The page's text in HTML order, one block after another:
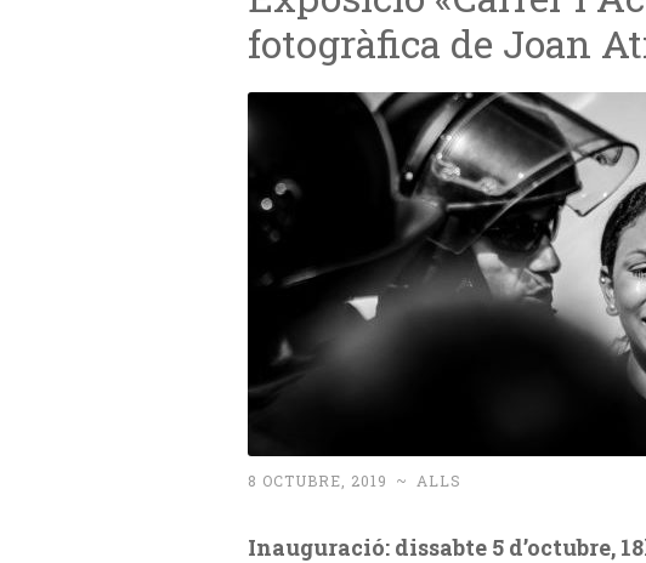
fotogràfica de Joan
8 OCTUBRE, 2019 ~ ALLS
Inauguració: dissabte 5 d’octubre,